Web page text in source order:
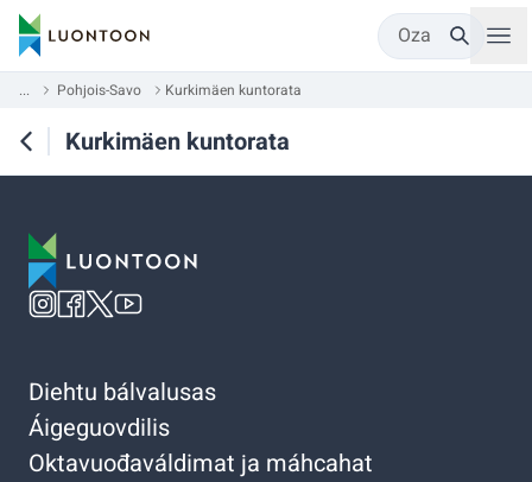
Oza
... Pohjois-Savo Kurkimäen kuntorata
Kurkimäen kuntorata
Diehtu bálvalusas
Áigeguovdilis
Oktavuođaváldimat ja máhcahat